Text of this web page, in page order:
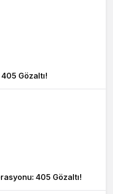
Gözaltı!
405 Gözaltı!